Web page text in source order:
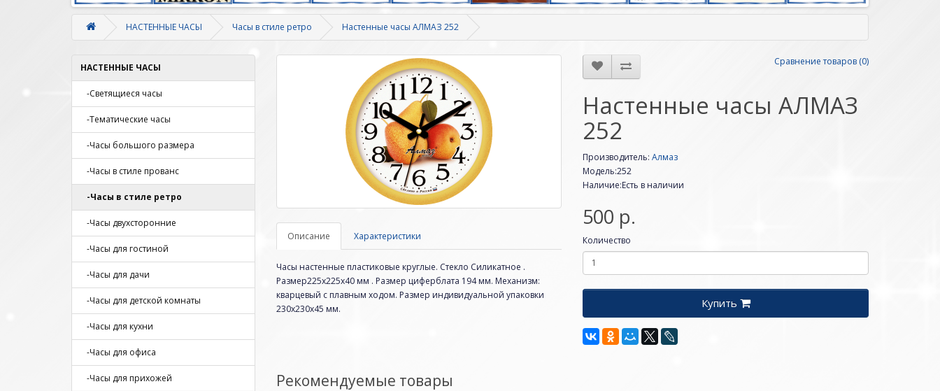
НАСТЕННЫЕ ЧАСЫ Часы в стиле ретро Настенные часы АЛМАЗ 252
НАСТЕННЫЕ ЧАСЫ
-Светящиеся часы
-Тематические часы
-Часы большого размера
-Часы в стиле прованс
-Часы в стиле ретро
-Часы двухсторонние
-Часы для гостиной
-Часы для дачи
-Часы для детской комнаты
-Часы для кухни
-Часы для офиса
-Часы для прихожей
Описание Характеристики
Часы настенные пластиковые круглые. Стекло Силикатное .
Размер225х225х40 мм . Размер циферблата 194 мм. Механизм:
кварцевый с плавным ходом. Размер индивидуальной упаковки
230х230х45 мм.
Сравнение товаров (0)
Настенные часы АЛМАЗ
252
Производитель:Алмаз
Модель:252
Наличие:Есть в наличии
500 р.
Количество
Купить
Рекомендуемые товары